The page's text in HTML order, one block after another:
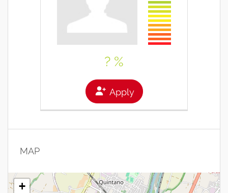
? %
Apply
MAP
+